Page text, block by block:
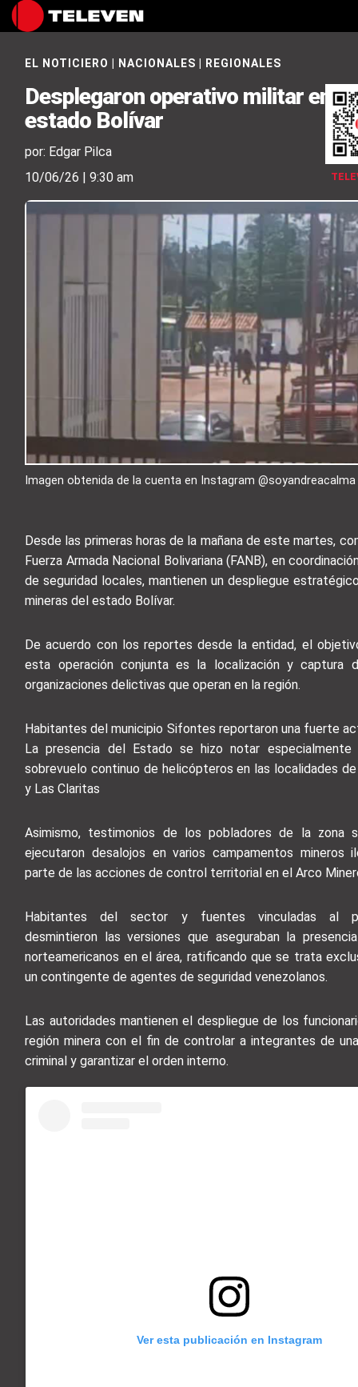
EL NOTICIERO NACIONALES REGIONALES
Desplegaron operativo militar en
estado Bolívar
por: Edgar Pilca
10/06/26 | 9:30 am
Imagen obtenida de la cuenta en Instagram @soyandreacalma
Desde las primeras horas de la mañana de este martes,
Fuerza Armada Nacional Bolivariana (FANB), en
de seguridad locales, mantienen un despliegue
mineras del estado Bolívar.
De acuerdo con los reportes desde la entidad, el
esta operación conjunta es la localización y captura
organizaciones delictivas que operan en la región.
Habitantes del municipio Sifontes reportaron una fuerte
La presencia del Estado se hizo notar
sobrevuelo continuo de helicópteros en las localidades
y Las Claritas
Asimismo, testimonios de los pobladores de la zona
ejecutaron desalojos en varios campamentos mineros
parte de las acciones de control territorial en el Arco
Habitantes del sector y fuentes vinculadas al
desmintieron las versiones que aseguraban la
norteamericanos en el área, ratificando que se trata
un contingente de agentes de seguridad venezolanos.
Las autoridades mantienen el despliegue de los
región minera con el fin de controlar a integrantes de
criminal y garantizar el orden interno.
Ver esta publicación en Instagram